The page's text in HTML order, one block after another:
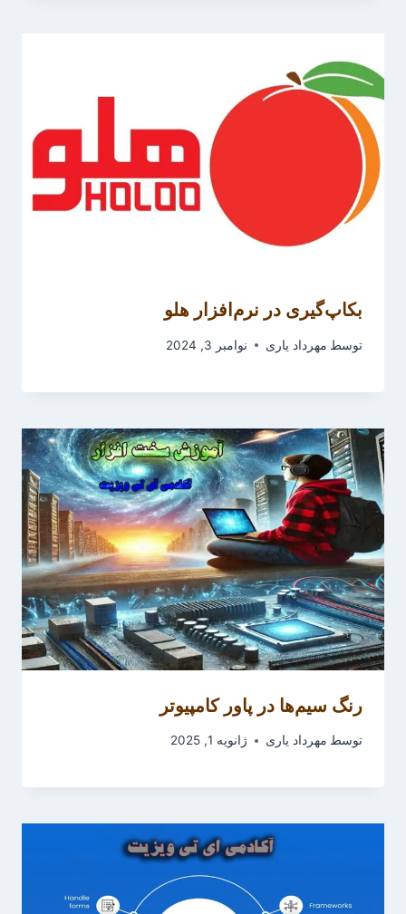
بکاپ‌گیری در نرم‌افزار هلو
توسط مهرداد یاری نوامبر 3, 2024
رنگ سیم‌ها در پاور کامپیوتر
توسط مهرداد یاری ژانویه 1, 2025